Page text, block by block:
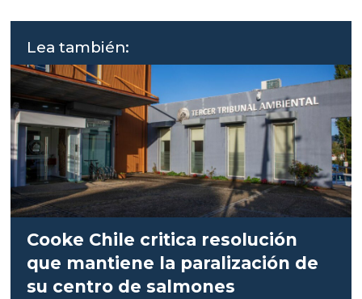
Lea también:
Cooke Chile critica resolución
que mantiene la paralización de
su centro de salmones